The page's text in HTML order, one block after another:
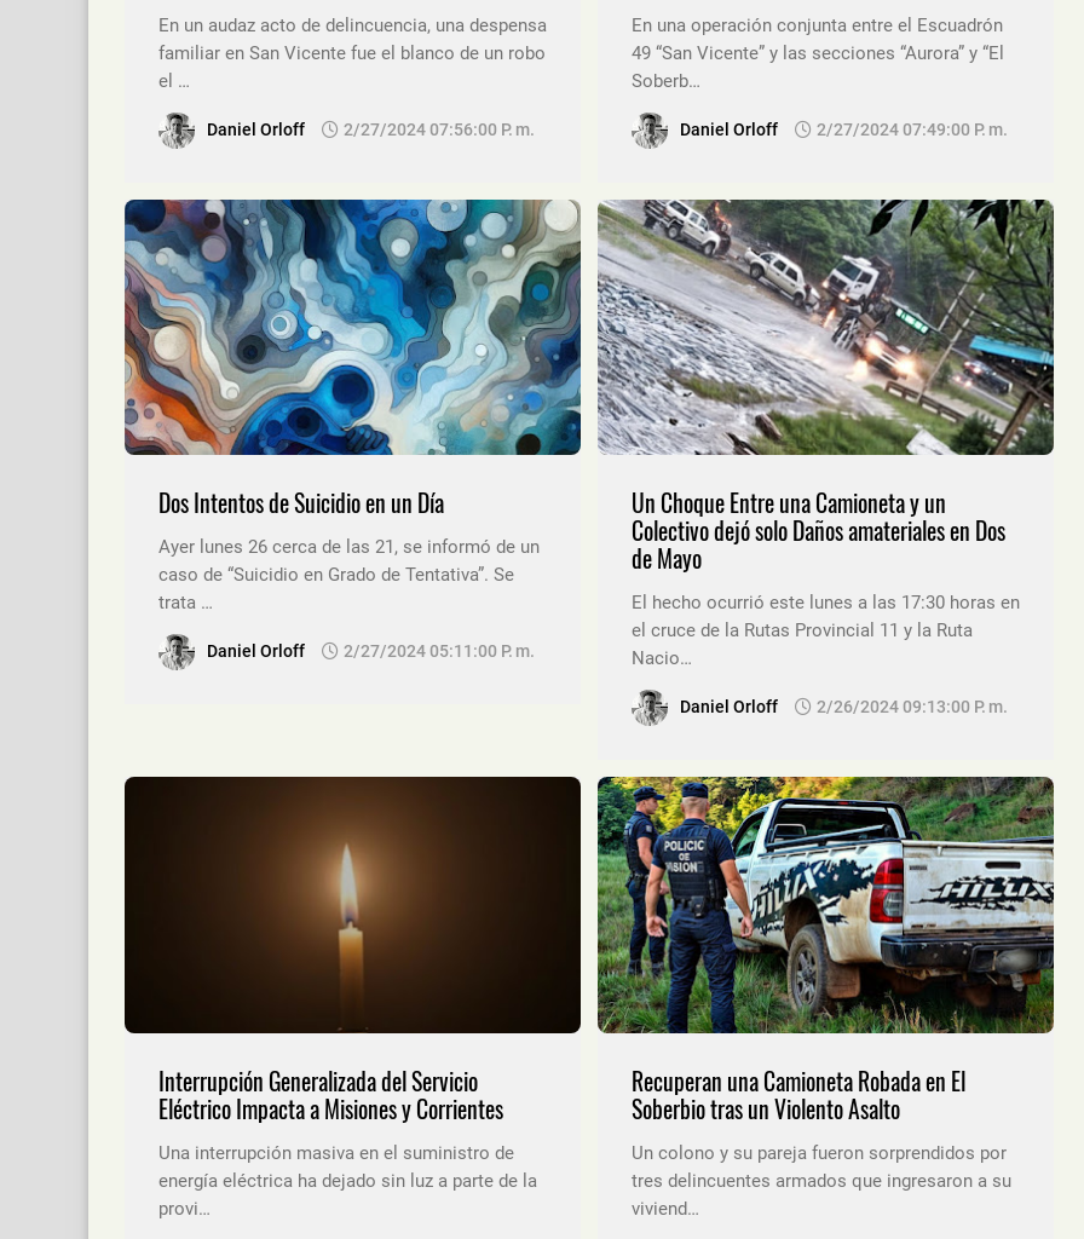
En un audaz acto de delincuencia, una despensa
familiar en San Vicente fue el blanco de un robo
el …
Daniel Orloff 2/27/2024 07:56:00 P. M.
En una operación conjunta entre el Escuadrón
49 “San Vicente” y las secciones “Aurora” y “El
Soberb…
Daniel Orloff 2/27/2024 07:49:00 P. M.
Dos Intentos de Suicidio en un Día
Ayer lunes 26 cerca de las 21, se informó de un
caso de “Suicidio en Grado de Tentativa”. Se
trata …
Daniel Orloff 2/27/2024 05:11:00 P. M.
Un Choque Entre una Camioneta y un
Colectivo dejó solo Daños amateriales en Dos
de Mayo
El hecho ocurrió este lunes a las 17:30 horas en
el cruce de la Rutas Provincial 11 y la Ruta
Nacio…
Daniel Orloff 2/26/2024 09:13:00 P. M.
Interrupción Generalizada del Servicio
Eléctrico Impacta a Misiones y Corrientes
Una interrupción masiva en el suministro de
energía eléctrica ha dejado sin luz a parte de la
provi…
Recuperan una Camioneta Robada en El
Soberbio tras un Violento Asalto
Un colono y su pareja fueron sorprendidos por
tres delincuentes armados que ingresaron a su
viviend…